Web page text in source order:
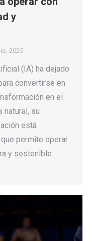
y
2025
(IA) ha dejado
convertirse en
en el
natural, su
está
permite operar
y sostenible.